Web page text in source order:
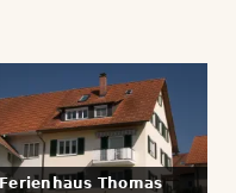
Ferienhaus Thomas